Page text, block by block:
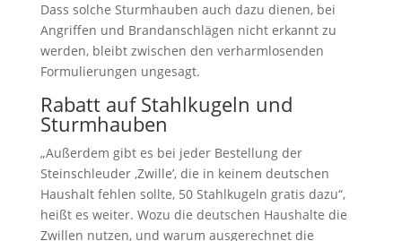
Dass solche Sturmhauben auch dazu dienen, bei
Angriffen und Brandanschlägen nicht erkannt zu
werden, bleibt zwischen den verharmlosenden
Formulierungen ungesagt.
Rabatt auf Stahlkugeln und
Sturmhauben
„Außerdem gibt es bei jeder Bestellung der
Steinschleuder ‚Zwille’, die in keinem deutschen
Haushalt fehlen sollte, 50 Stahlkugeln gratis dazu“,
heißt es weiter. Wozu die deutschen Haushalte die
Zwillen nutzen, und warum ausgerechnet die